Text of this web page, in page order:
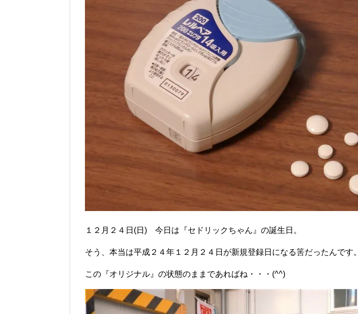
１２月２４日(日) 今日は『セドリックちゃん』の誕生日。
そう、本当は平成２４年１２月２４日が新規登録日になる筈だったんです。
この『オリジナル』の状態のままであればね・・・(^^)